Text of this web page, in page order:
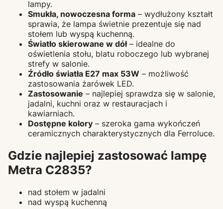
lampy.
Smukła, nowoczesna forma – wydłużony kształt
sprawia, że lampa świetnie prezentuje się nad
stołem lub wyspą kuchenną.
Światło skierowane w dół– idealne do
oświetlenia stołu, blatu roboczego lub wybranej
strefy w salonie.
Źródło światła E27 max 53W – możliwość
zastosowania żarówek LED.
Zastosowanie – najlepiej sprawdza się w salonie,
jadalni, kuchni oraz w restauracjach i
kawiarniach.
Dostępne kolory – szeroka gama wykończeń
ceramicznych charakterystycznych dla Ferroluce.
Gdzie najlepiej zastosować lampę
Metra C2835?
nad stołem w jadalni
nad wyspą kuchenną